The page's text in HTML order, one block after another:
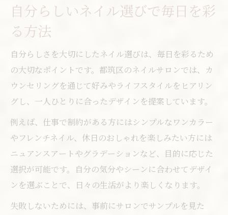
自分らしいネイル選びで毎日を彩
る方法
自分らしさを大切にしたネイル選びは、毎日を彩るため
の大切なポイントです。都筑区のネイルサロンでは、カ
ウンセリングを通じて好みやライフスタイルをヒアリン
グし、一人ひとりに合ったデザインを提案しています。
例えば、仕事で制約がある方にはシンプルなワンカラー
やフレンチネイル、休日のおしゃれを楽しみたい方には
ニュアンスアートやグラデーションなど、目的に応じた
選択が可能です。自分の気分やシーンに合わせてデザイ
ンを選ぶことで、日々の生活がより楽しくなります。
失敗しないためには、事前にサロンでサンプルを見た